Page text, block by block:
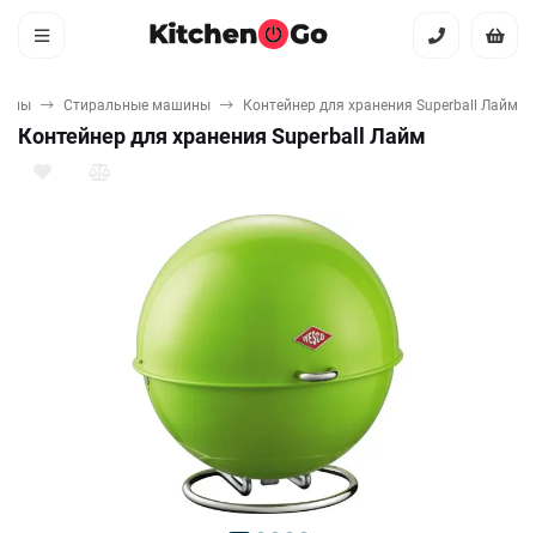
Стиральные машины Контейнер для хранения Superball Лайм
Контейнер для хранения Superball Лайм